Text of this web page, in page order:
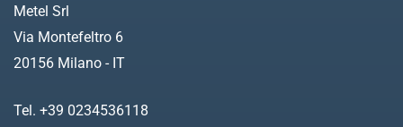
Metel Srl
Via Montefeltro 6
20156 Milano - IT
Tel. +39 0234536118